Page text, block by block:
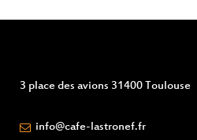
3 place des avions 31400 Toulouse
info@cafe-lastronef.fr